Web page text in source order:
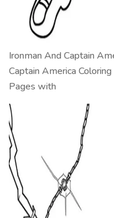
Ironman And Captain
Captain America
Pages with